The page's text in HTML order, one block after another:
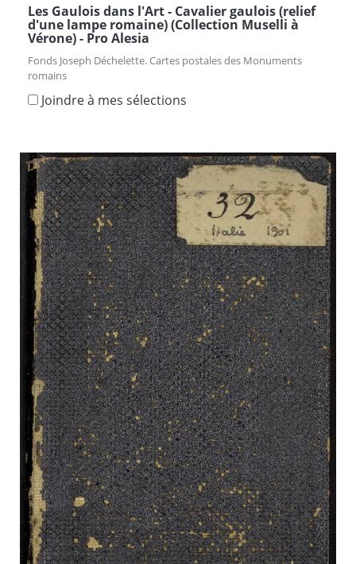
Les Gaulois dans l'Art - Cavalier gaulois (relief
d'une lampe romaine) (Collection Muselli à
Vérone) - Pro Alesia
Fonds Joseph Déchelette. Cartes postales des Monuments
romains
Joindre à mes sélections